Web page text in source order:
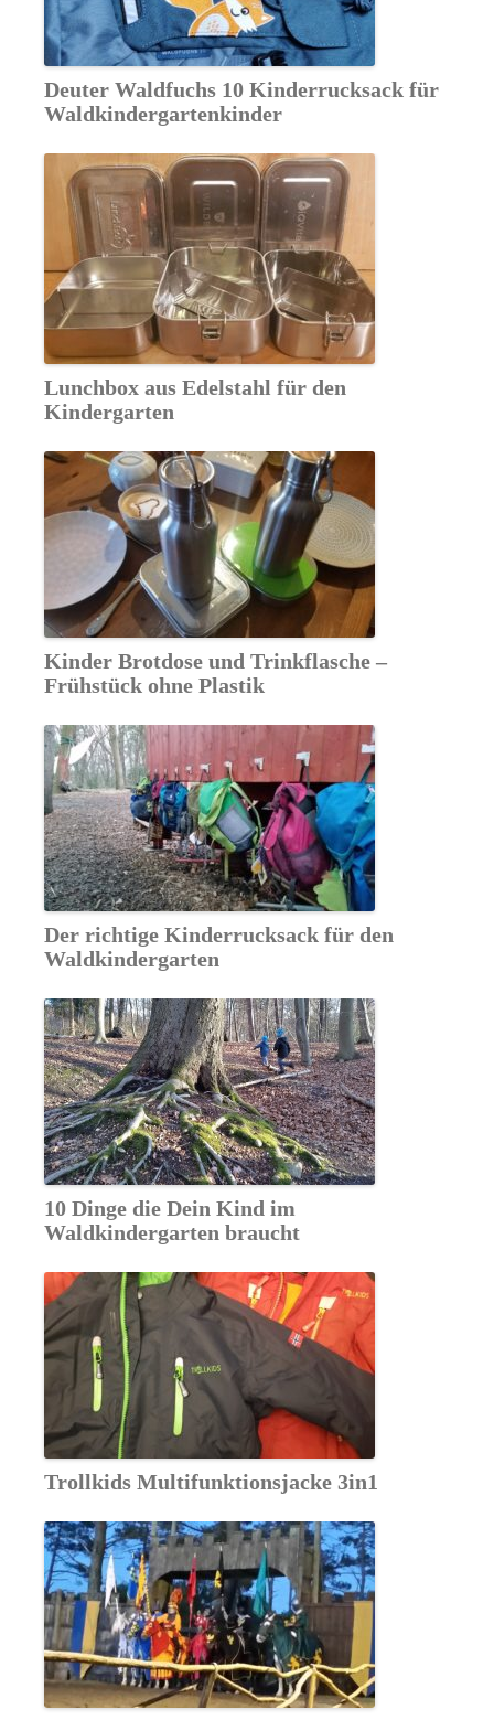
Deuter Waldfuchs 10 Kinderrucksack für
Waldkindergartenkinder
Lunchbox aus Edelstahl für den
Kindergarten
Kinder Brotdose und Trinkflasche –
Frühstück ohne Plastik
Der richtige Kinderrucksack für den
Waldkindergarten
10 Dinge die Dein Kind im
Waldkindergarten braucht
Trollkids Multifunktionsjacke 3in1